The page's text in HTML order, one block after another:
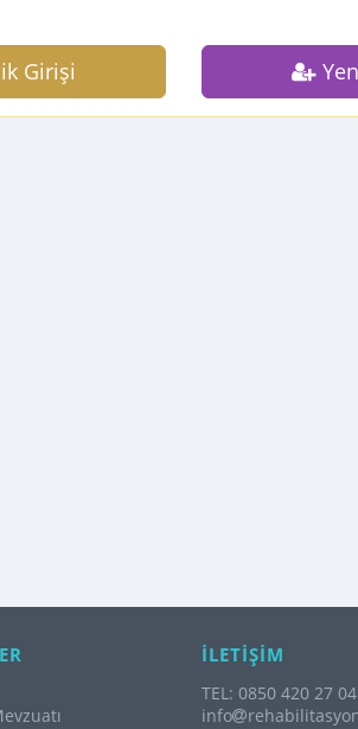
Girişi
İLETİŞİM
TEL: 0850 420 27 04
info